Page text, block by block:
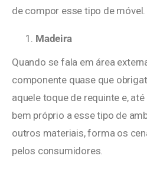
de compor esse tipo de móvel.
Madeira
Quando se fala em área
componente quase que
aquele toque de requinte e,
bem próprio a esse tipo de
outros materiais, forma os
pelos consumidores.